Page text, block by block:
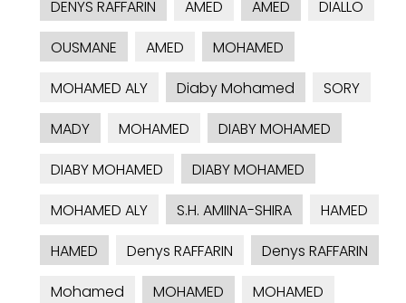
DENYS RAFFARIN
AMED AMED
DIALLO
OUSMANE
AMED
MOHAMED
MOHAMED ALY
Diaby Mohamed
SORY
MADY
MOHAMED
DIABY MOHAMED
DIABY MOHAMED
DIABY MOHAMED
MOHAMED ALY
S.H. AMIINA-SHIRA
HAMED
HAMED
Denys RAFFARIN
Denys RAFFARIN
Mohamed
MOHAMED
MOHAMED